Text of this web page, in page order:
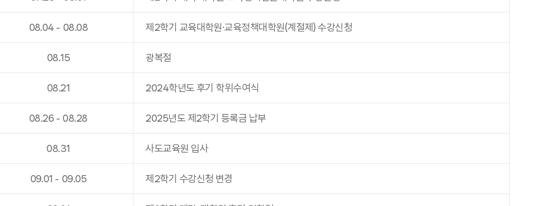
08.04 - 08.08 제2학기 교육대학원·교육정책대학원(계절제) 수강신청
08.15 광복절
08.21 2024학년도 후기 학위수여식
08.26 - 08.28 2025년도 제2학기 등록금 납부
08.31 사도교육원 입사
09.01 - 09.05 제2학기 수강신청 변경